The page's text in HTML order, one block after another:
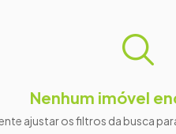
Nenhum imóvel
ajustar os filtros da busca